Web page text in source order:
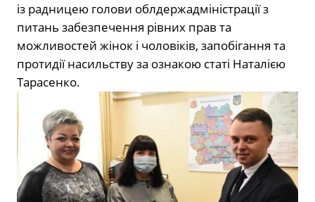
із радницею голови облдержадміністрації з
питань забезпечення рівних прав та
можливостей жінок і чоловіків, запобігання та
протидії насильству за ознакою статі Наталією
Тарасенко.